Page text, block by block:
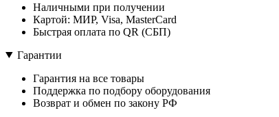
Наличными при получении
Картой: МИР, Visa, MasterCard
Быстрая оплата по QR (СБП)
Гарантии
Гарантия на все товары
Поддержка по подбору оборудования
Возврат и обмен по закону РФ